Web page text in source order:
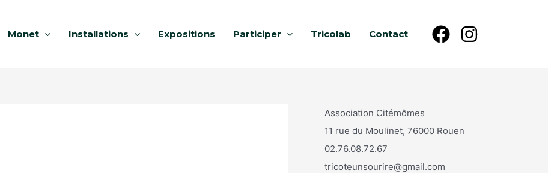
Monet Installations Expositions Participer Tricolab Contact
Association Citémômes
11 rue du Moulinet, 76000 Rouen
02.76.08.72.67
tricoteunsourire@gmail.com